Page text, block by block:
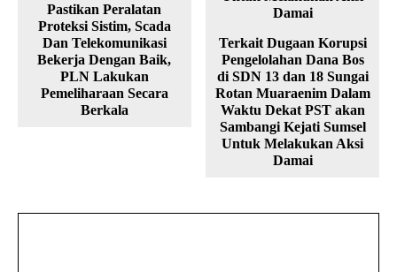
Pastikan Peralatan
Proteksi Sistim, Scada
Dan Telekomunikasi
Bekerja Dengan Baik,
PLN Lakukan
Pemeliharaan Secara
Berkala
Terkait Dugaan Korupsi
Pengelolahan Dana Bos
di SDN 13 dan 18 Sungai
Rotan Muaraenim Dalam
Waktu Dekat PST akan
Sambangi Kejati Sumsel
Untuk Melakukan Aksi
Damai